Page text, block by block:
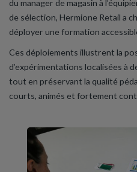
du manager de magasin à
de sélection, Hermione Retail a
déployer une formation
Ces déploiements illustrent la
d’expérimentations localisées à
tout en préservant la qualité
courts, animés et fortement